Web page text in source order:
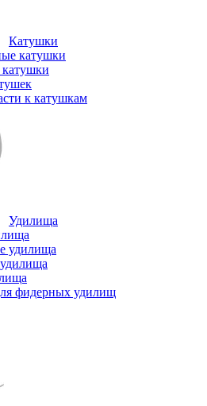
Катушки
катушки
к катушкам
Удилища
удилища
фидерных удилищ